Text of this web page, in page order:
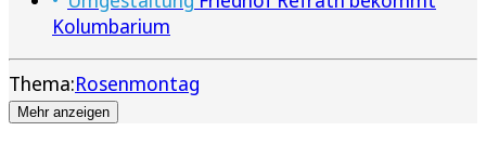
Kolumbarium
Thema:Rosenmontag
Mehr anzeigen